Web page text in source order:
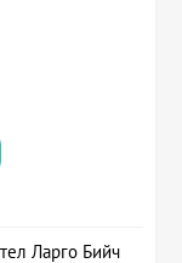
Ларго Бийч